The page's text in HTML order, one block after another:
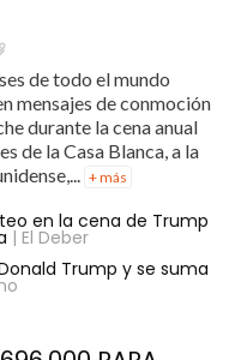
de todo el mundo
mensajes de conmoción
durante la cena anual
de la Casa Blanca, a la
+ más
en la cena de Trump
| El Deber
Trump y se suma